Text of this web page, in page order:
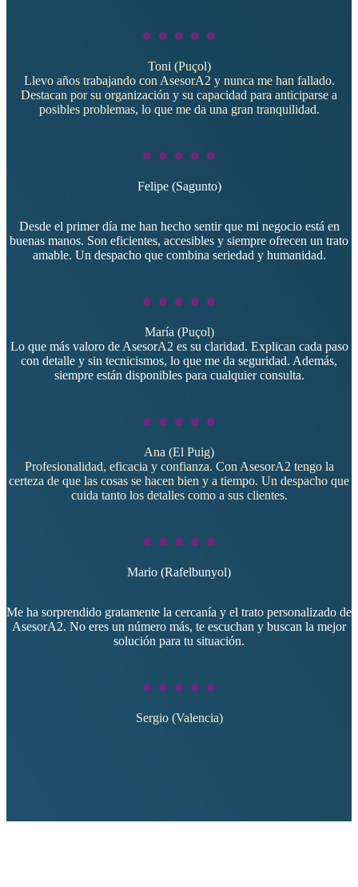
Toni (Puçol)
Llevo años trabajando con AsesorA2 y nunca me han fallado.
Destacan por su organización y su capacidad para anticiparse a
posibles problemas, lo que me da una gran tranquilidad.
Felipe (Sagunto)
Desde el primer día me han hecho sentir que mi negocio está en
buenas manos. Son eficientes, accesibles y siempre ofrecen un trato
amable. Un despacho que combina seriedad y humanidad.
María (Puçol)
Lo que más valoro de AsesorA2 es su claridad. Explican cada paso
con detalle y sin tecnicismos, lo que me da seguridad. Además,
siempre están disponibles para cualquier consulta.
Ana (El Puig)
Profesionalidad, eficacia y confianza. Con AsesorA2 tengo la
certeza de que las cosas se hacen bien y a tiempo. Un despacho que
cuida tanto los detalles como a sus clientes.
Mario (Rafelbunyol)
Me ha sorprendido gratamente la cercanía y el trato personalizado de
AsesorA2. No eres un número más, te escuchan y buscan la mejor
solución para tu situación.
Sergio (Valencia)